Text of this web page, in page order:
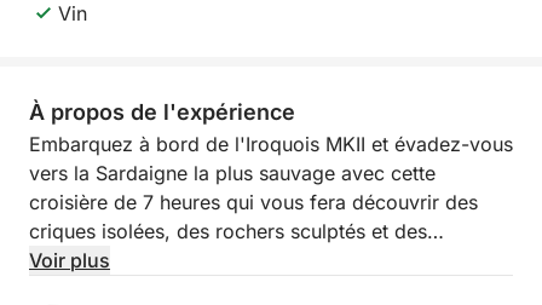
Vin
À propos de l'expérience
Embarquez à bord de l'Iroquois MKII et évadez-vous
vers la Sardaigne la plus sauvage avec cette
croisière de 7 heures qui vous fera découvrir des
criques isolées, des rochers sculptés et des
paysages marins surréalistes. De la côte ouest
Voir plus